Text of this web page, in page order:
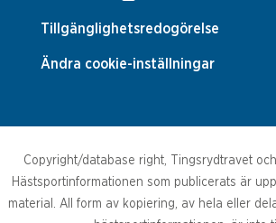
Tillgänglighetsredogörelse
Ändra cookie-inställningar
Copyright/database right, Tingsrydtravet
Hästsportinformationen som publicerats är
material. All form av kopiering, av hela eller